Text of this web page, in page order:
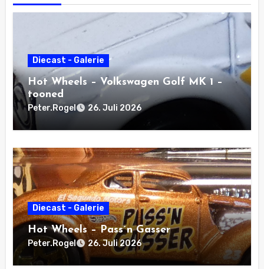
Diecast - Galerie
Hot Wheels – Volkswagen Golf MK 1 –
tooned
Peter.Rogel 26. Juli 2026
Diecast - Galerie
Hot Wheels – Pass´n Gasser
Peter.Rogel 26. Juli 2026